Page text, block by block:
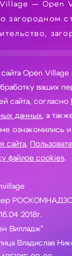
— Open
загородном
Open
сайта, согласно
данных, а
ознакомились и
сайта,
файлов cookies.
2018г.
Вилладж"
Владислав